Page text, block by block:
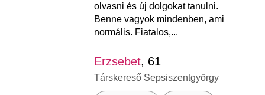
olvasni és új dolgokat tanulni.
Benne vagyok mindenben, ami
normális. Fiatalos,...
Erzsebet, 61
Társkereső Sepsiszentgyörgy